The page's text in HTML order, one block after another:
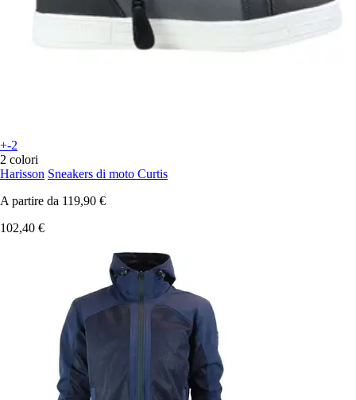
+-2
2 colori
Harisson Sneakers di moto Curtis
A partire da 119,90 €
102,40 €